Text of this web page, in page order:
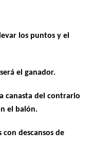
los puntos y el
el ganador.
canasta del contrario
el balón.
descansos de